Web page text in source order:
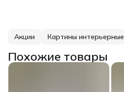
Акции Картины интерьерные
Похожие товары